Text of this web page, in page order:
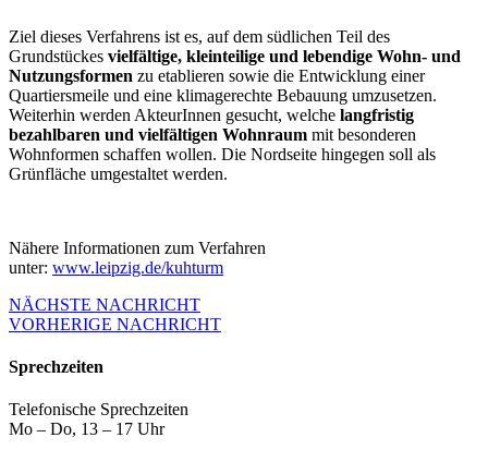
Ziel dieses Verfahrens ist es, auf dem südlichen Teil des
Grundstückes vielfältige, kleinteilige und lebendige Wohn- und
Nutzungsformen zu etablieren sowie die Entwicklung einer
Quartiersmeile und eine klimagerechte Bebauung umzusetzen.
Weiterhin werden AkteurInnen gesucht, welche langfristig
bezahlbaren und vielfältigen Wohnraum mit besonderen
Wohnformen schaffen wollen. Die Nordseite hingegen soll als
Grünfläche umgestaltet werden.
Nähere Informationen zum Verfahren
unter: www.leipzig.de/kuhturm
NÄCHSTE NACHRICHT
VORHERIGE NACHRICHT
Sprechzeiten
Telefonische Sprechzeiten
Mo – Do, 13 – 17 Uhr